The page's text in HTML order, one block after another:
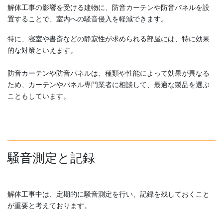
解体工事の影響を受ける建物に、防音カーテンや防音パネルを設
置することで、室内への騒音侵入を軽減できます。
特に、寝室や書斎などの静寂性が求められる部屋には、特に効果
的な対策といえます。
防音カーテンや防音パネルは、種類や性能によって効果が異なる
ため、カーテンやパネル専門業者に相談して、最適な製品を選ぶ
こともしています。
騒音測定と記録
解体工事中は、定期的に騒音測定を行い、記録を残しておくこと
が重要と考えております。